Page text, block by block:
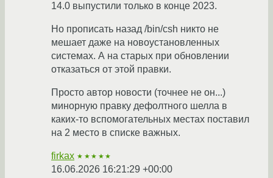
14.0 выпустили только в конце 2023.
Но прописать назад /bin/csh никто не
мешает даже на новоустановленных
системах. А на старых при обновлении
отказаться от этой правки.
Просто автор новости (точнее не он...)
минорную правку дефолтного шелла в
каких-то вспомогательных местах поставил
на 2 место в списке важных.
firkax ★★★★★
16.06.2026 16:21:29 +00:00